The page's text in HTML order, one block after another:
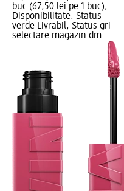
buc (67,50 lei pe 1 buc);
Disponibilitate: Status
verde Livrabil, Status gri
selectare magazin dm